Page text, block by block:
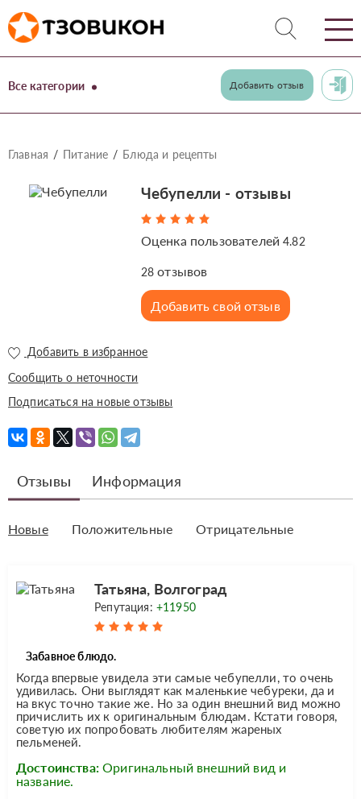
Все категории Добавить отзыв
Главная Питание Блюда и рецепты
Чебупелли - отзывы
Оценка пользователей4.82
28 отзывов
Добавить свой отзыв
Добавить в избранное
Сообщить о неточности
Подписаться на новые отзывы
Отзывы Информация
Новые Положительные Отрицательные
Татьяна, Волгоград
Репутация: +11950
Забавное блюдо.
Когда впервые увидела эти самые чебупелли, то очень
удивилась. Они выглядят как маленькие чебуреки, да и
на вкус точно такие же. Но за один внешний вид можно
причислить их к оригинальным блюдам. Кстати говоря,
советую их попробовать любителям жареных
пельменей.
Достоинства: Оригинальный внешний вид и
название.